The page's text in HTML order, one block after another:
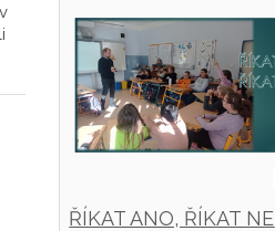
ŘÍKAT ANO, ŘÍKAT NE